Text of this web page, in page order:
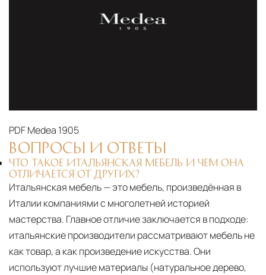
PDFMedea 1905
ВОПРОСЫ И ОТВЕТЫ
ЧТО ТАКОЕ ИТАЛЬЯНСКАЯ МЕБЕЛЬ И ЧЕМ ОНА
ОТЛИЧАЕТСЯ ОТ ДРУГИХ?
Итальянская мебель — это мебель, произведённая в
Италии компаниями с многолетней историей
мастерства. Главное отличие заключается в подходе:
итальянские производители рассматривают мебель не
как товар, а как произведение искусства. Они
используют лучшие материалы (натуральное дерево,